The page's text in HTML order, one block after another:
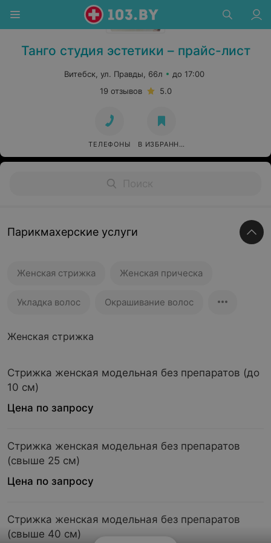
Танго студия эстетики – прайс-лист
Витебск, ул. Правды, 66л
до 17:00
19 отзывов
5.0
ТЕЛЕФОНЫ В ИЗБРАННОЕ
Парикмахерские услуги
Женская стрижка Женская прическа
Укладка волос Окрашивание волос
Женская стрижка
Стрижка женская модельная без препаратов (до
10 см)
Цена по запросу
Стрижка женская модельная без препаратов
(свыше 25 см)
Цена по запросу
Стрижка женская модельная без препаратов
(свыше 40 см)